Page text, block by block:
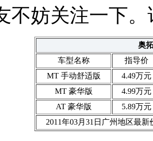
不妨关注一下
奥
车型名称
指导价
MT 手动舒适版
4.49万元
MT 豪华版
4.99万元
AT 豪华版
5.89万元
2011年03月31日广州地区最